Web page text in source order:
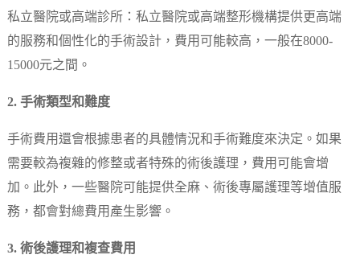
私立醫院或高端診所：私立醫院或高端整形機構提供更高端
的服務和個性化的手術設計，費用可能較高，一般在8000-
15000元之間。
2. 手術類型和難度
手術費用還會根據患者的具體情況和手術難度來決定。如果
需要較為複雜的修整或者特殊的術後護理，費用可能會增
加。此外，一些醫院可能提供全麻、術後專屬護理等增值服
務，都會對總費用產生影響。
3. 術後護理和複查費用